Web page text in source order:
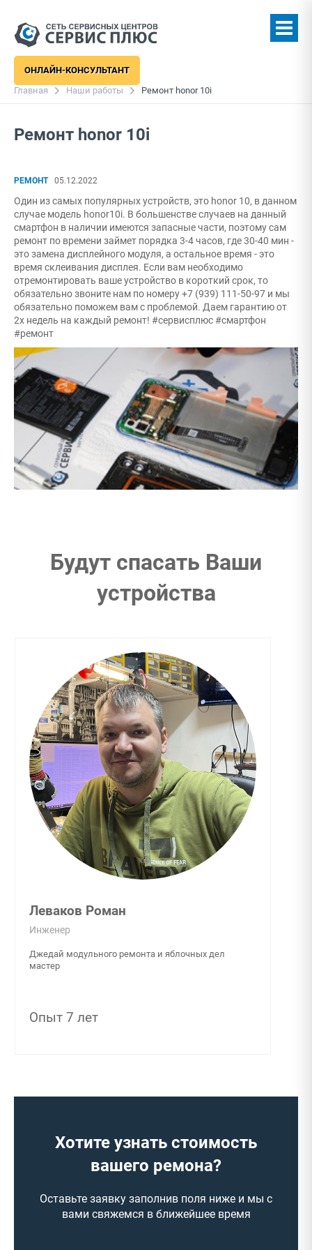
ОНЛАЙН-КОНСУЛЬТАНТ
Главная
Наши работы Ремонт honor 10i
Ремонт honor 10i
РЕМОНТ 05.12.2022
Один из самых популярных устройств, это honor 10, в данном
случае модель honor10i. В большенстве случаев на данный
смартфон в наличии имеются запасные части, поэтому сам
ремонт по времени займет порядка 3-4 часов, где 30-40 мин -
это замена дисплейного модуля, а остальное время - это
время склеивания дисплея. Если вам необходимо
отремонтировать ваше устройство в короткий срок, то
обязательно звоните нам по номеру +7 (939) 111-50-97 и мы
обязательно поможем вам с проблемой. Даем гарантию от
2х недель на каждый ремонт! #сервисплюс #смартфон
#ремонт
Будут спасать Ваши
устройства
Леваков Роман
Инженер
Джедай модульного ремонта и яблочных дел
мастер
Опыт 7 лет
Хотите узнать стоимость
вашего ремона?
Оставьте заявку заполнив поля ниже и мы с
вами свяжемся в ближейшее время